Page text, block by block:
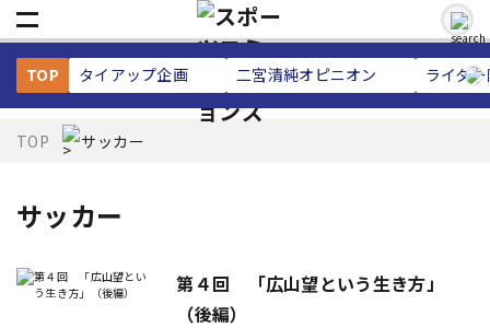
TOP タイアップ企画 二宮清純オピニオン ライタ
TOP サッカー
サッカー
第４回 「広山望という生き方」
（後編）